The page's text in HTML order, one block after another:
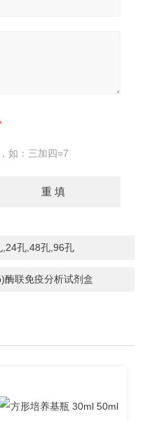
如：三加四=7
,24孔,48孔,96孔
酶联免疫分析试剂盒